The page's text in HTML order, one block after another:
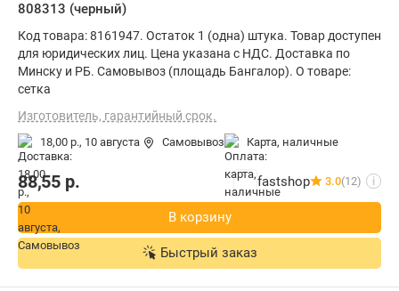
808313 (черный)
Код товара: 8161947. Остаток 1 (одна) штука. Товар доступен
для юридических лиц. Цена указана с НДС. Доставка по
Минску и РБ. Самовывоз (площадь Бангалор). О товаре:
сетка
Изготовитель, гарантийный срок.
18,00 р., 10 августа Самовывоз карта, наличные
88,55 р. fastshop 3.0(12) i
В корзину
Быстрый заказ